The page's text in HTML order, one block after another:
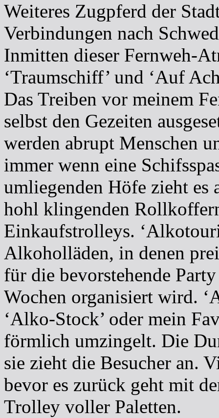
Weiteres Zugpferd der
Verbindungen nach
Inmitten dieser Fernweh-
‘Traumschiff’ und ‘Auf
Das Treiben vor meinem
selbst den Gezeiten
werden abrupt Menschen
immer wenn eine
umliegenden Höfe zieht
hohl klingenden
Einkaufstrolleys.
Alkoholläden, in denen
für die bevorstehende
Wochen organisiert wird.
‘Alko-Stock’ oder mein
förmlich umzingelt. Die
sie zieht die Besucher an.
bevor es zurück geht mit
Trolley voller Paletten.